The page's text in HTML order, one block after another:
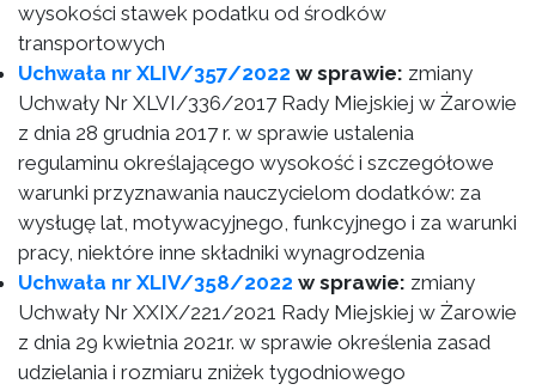
wysokości stawek podatku od środków
transportowych
Uchwała nr XLIV/357/2022 w sprawie: zmiany
Uchwały Nr XLVI/336/2017 Rady Miejskiej w Żarowie
z dnia 28 grudnia 2017 r. w sprawie ustalenia
regulaminu określającego wysokość i szczegółowe
warunki przyznawania nauczycielom dodatków: za
wysługę lat, motywacyjnego, funkcyjnego i za warunki
pracy, niektóre inne składniki wynagrodzenia
Uchwała nr XLIV/358/2022 w sprawie: zmiany
Uchwały Nr XXIX/221/2021 Rady Miejskiej w Żarowie
z dnia 29 kwietnia 2021r. w sprawie określenia zasad
udzielania i rozmiaru zniżek tygodniowego